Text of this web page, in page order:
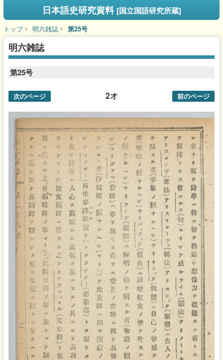
日本語史研究資料 [国立国語研究所蔵]
トップ 明六雑誌 第25号
明六雑誌
第25号
2オ
次のページ 前のページ